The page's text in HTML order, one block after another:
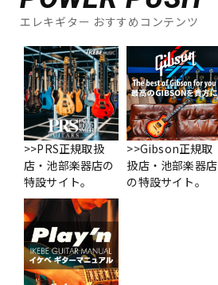
エレキギター おすすめコンテンツ
>>PRS正規取扱
店・池部楽器店の
特設サイト。
>>Gibson正規取
扱店・池部楽器店
の特設サイト。